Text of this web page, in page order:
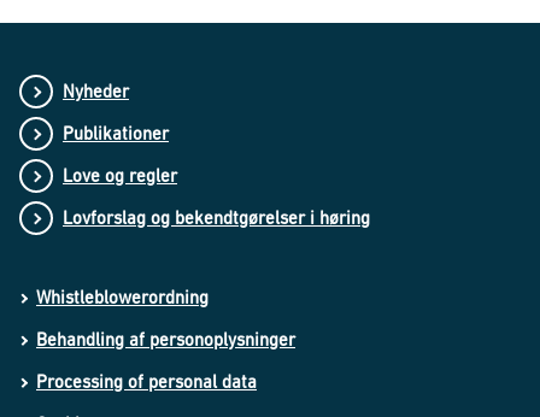
Nyheder
Publikationer
Love og regler
Lovforslag og bekendtgørelser i høring
Whistleblowerordning
Behandling af personoplysninger
Processing of personal data